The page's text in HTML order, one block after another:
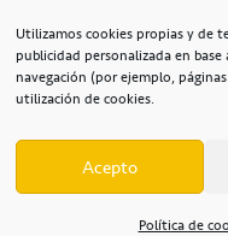
Utilizamos cookies propias y de
publicidad personalizada en
navegación (por ejemplo,
utilización de cookies.
Acepto
Política de
COMERCIALES /